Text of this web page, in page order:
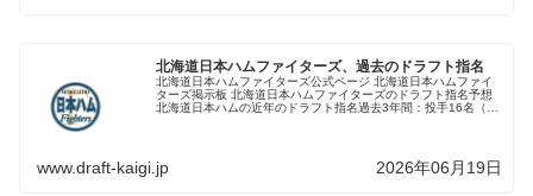
北海道日本ハムファイターズ、過去のドラフト指名
北海道日本ハムファイターズ公式ページ 北海道日本ハムファイ
ターズ掲示板 北海道日本ハムファイターズのドラフト指名予想
北海道日本ハムの近年のドラフト指名過去3年間：投手16名（右
www.draft-kaigi.jp 2026年06月19日